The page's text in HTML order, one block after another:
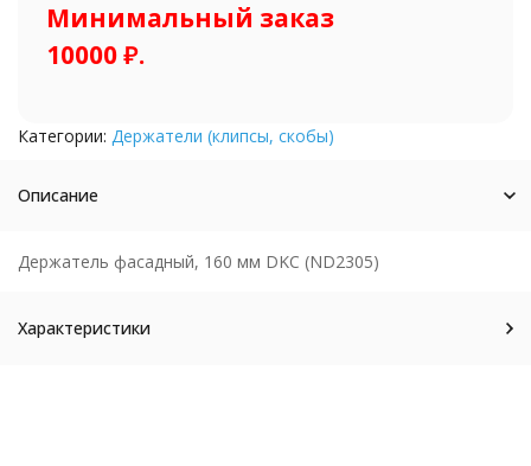
Минимальный заказ
10000 ₽.
Категории: Держатели (клипсы, скобы)
Описание
Держатель фасадный, 160 мм DKC (ND2305)
Характеристики